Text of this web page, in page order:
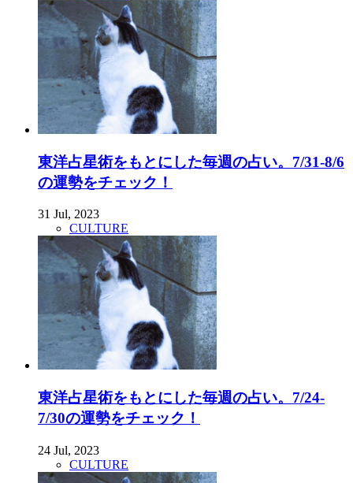
東洋占星術をもとにした毎週の占い。7/31-8/6
の運勢をチェック！
31 Jul, 2023
CULTURE
東洋占星術をもとにした毎週の占い。7/24-
7/30の運勢をチェック！
24 Jul, 2023
CULTURE